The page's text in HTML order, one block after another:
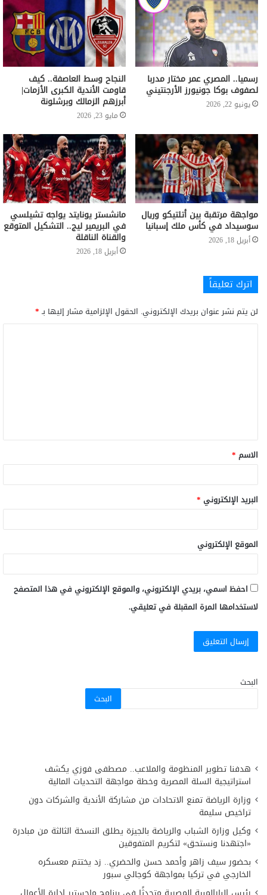
رسميا.. المصري عمر مختار مدربا
لصفوف بوكا جونيورز الأرجنتيني
يونيو 22, 2026
النجاح وسط العاصفة.. كيف
قاومت الأندية الكبرى الأزمات|
أبرزهم الزمالك وبرشلونة
مايو 23, 2026
مواجهة مرتقبة بين أتلتيكو وريال
سوسيداد في كأس ملك إسبانيا
أبريل 18, 2026
مانشستر يونايتد يواجه تشيلسي
في البريمير ليج.. التشكيل المتوقع
والقناة الناقلة
أبريل 18, 2026
اترك تعليقاً
لن يتم نشر عنوان بريدك الإلكتروني. الحقول الإلزامية مشار إليها بـ*
الاسم *
البريد الإلكتروني *
الموقع الإلكتروني
احفظ اسمي، بريدي الإلكتروني، والموقع الإلكتروني في هذا المتصفح
لاستخدامها المرة المقبلة في تعليقي.
البحث
البحث
هدفنا تطوير المنظومة والملاعب.. مصطفى فوزي يكشف
استراتيجية السلة المصرية وخطة مواجهة التحديات المالية
وزارة الرياضة تمنع الاتحادات من مشاركة الأندية والشركات دون
تراخيص سليمة
وكيل وزارة الشباب والرياضة بالجيزة يطلق النسخة الثالثة من مبادرة
«اجتهدنا ونستحق» لتكريم المتفوقين
بحضور سيف زاهر وأحمد حسن والحضري.. زد يختتم معسكره
الخارجي في تركيا بمواجهة كوجالي سبور